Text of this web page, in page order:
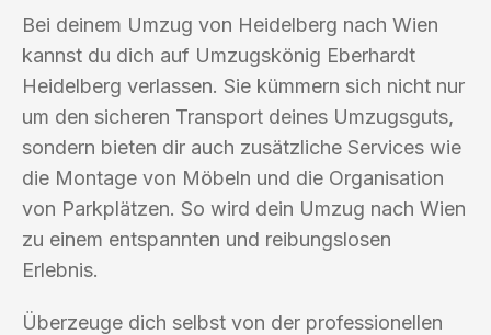
Bei deinem Umzug von Heidelberg nach Wien
kannst du dich auf Umzugskönig Eberhardt
Heidelberg verlassen. Sie kümmern sich nicht nur
um den sicheren Transport deines Umzugsguts,
sondern bieten dir auch zusätzliche Services wie
die Montage von Möbeln und die Organisation
von Parkplätzen. So wird dein Umzug nach Wien
zu einem entspannten und reibungslosen
Erlebnis.
Überzeuge dich selbst von der professionellen